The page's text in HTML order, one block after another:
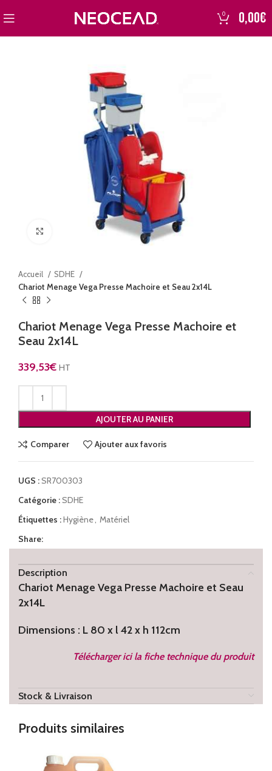
0 0,00€
Click to enlarge
Accueil
SDHE
Chariot Menage Vega Presse Machoire et Seau 2x14L
Chariot Menage Vega Presse Machoire et
Seau 2x14L
339,53€ HT
AJOUTER AU PANIER
Comparer Ajouter aux favoris
UGS :SR700303
Catégorie :SDHE
Étiquettes :Hygiène, Matériel
Share:
Description
Chariot Menage Vega Presse Machoire et Seau
2x14L
Dimensions : L 80 x l 42 x h 112cm
Télécharger ici la fiche technique du produit
Stock & Livraison
Produits similaires